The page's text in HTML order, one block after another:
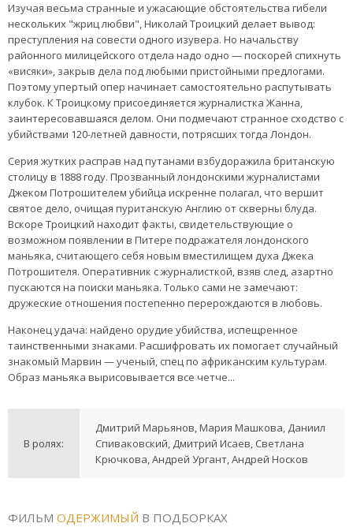
Изучая весьма странные и ужасающие обстоятельства гибели
нескольких "жриц любви", Николай Троицкий делает вывод:
преступления на совести одного изувера. Но начальству
районного милицейского отдела надо одно — поскорей спихнуть
«висяки», закрыв дела под любыми пристойными предлогами.
Поэтому упертый опер начинает самостоятельно распутывать
клубок. К Троицкому присоединяется журналистка Жанна,
заинтересовавшаяся делом. Они подмечают странное сходство с
убийствами 120-летней давности, потрясших тогда Лондон.
Серия жутких расправ над путанами взбудоражила британскую
столицу в 1888 году. Прозванный лондонскими журналистами
Джеком Потрошителем убийца искренне полагал, что вершит
святое дело, очищая пуританскую Англию от скверны блуда.
Вскоре Троицкий находит факты, свидетельствующие о
возможном появлении в Питере подражателя лондонского
маньяка, считающего себя новым вместилищем духа Джека
Потрошителя. Оперативник с журналисткой, взяв след, азартно
пускаются на поиски маньяка. Только сами не замечают:
дружеские отношения постепенно перерождаются в любовь.
Наконец удача: найдено орудие убийства, испещренное
таинственными знаками. Расшифровать их помогает случайный
знакомый Марвин — ученый, спец по африканским культурам.
Образ маньяка вырисовывается все четче...
В ролях:
Дмитрий Марьянов, Мария Машкова, Даниил
Спиваковский, Дмитрий Исаев, Светлана
Крючкова, Андрей Ургант, Андрей Носков
ФИЛЬМ ОДЕРЖИМЫЙ В ПОДБОРКАХ